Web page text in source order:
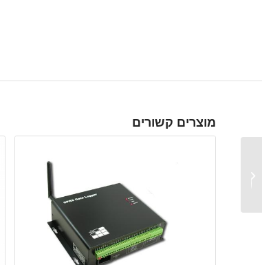
מוצרים קשורים
פנימי) ,תקשורת
BLUETOOTH לסביבה